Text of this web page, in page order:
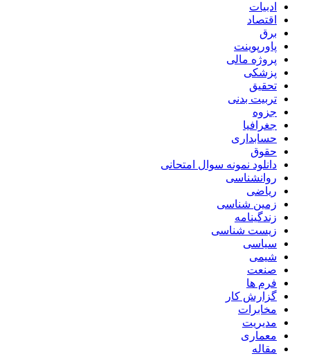
ادبیات
اقتصاد
برق
پاورپوینت
پروژه مالی
پزشکی
تحقیق
تربیت بدنی
جزوه
جغرافیا
حسابداری
حقوق
دانلود نمونه سوال امتحانی
روانشناسی
ریاضی
زمین شناسی
زندگینامه
زیست شناسی
سیاسی
شیمی
صنعت
فرم ها
گزارش کار
مخابرات
مدیریت
معماری
مقاله